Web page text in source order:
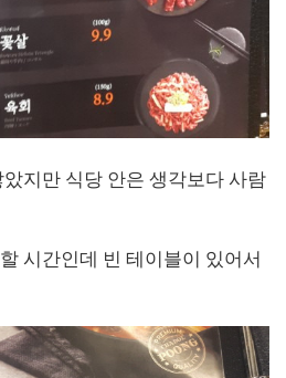
지만 식당 안은 생각보다 사람
시간인데 빈 테이블이 있어서